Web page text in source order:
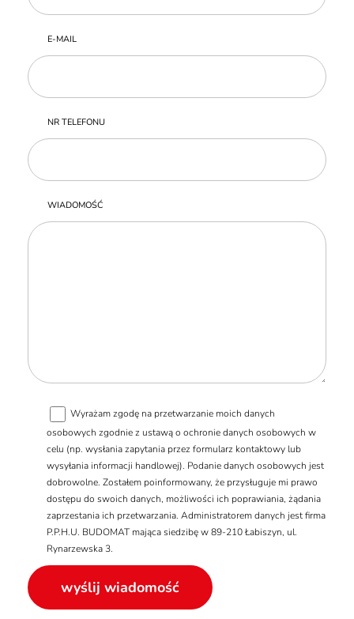
E-MAIL
NR TELEFONU
WIADOMOŚĆ
Wyrażam zgodę na przetwarzanie moich danych
osobowych zgodnie z ustawą o ochronie danych osobowych w
celu (np. wysłania zapytania przez formularz kontaktowy lub
wysyłania informacji handlowej). Podanie danych osobowych jest
dobrowolne. Zostałem poinformowany, że przysługuje mi prawo
dostępu do swoich danych, możliwości ich poprawiania, żądania
zaprzestania ich przetwarzania. Administratorem danych jest firma
P.P.H.U. BUDOMAT mająca siedzibę w 89-210 Łabiszyn, ul.
Rynarzewska 3.